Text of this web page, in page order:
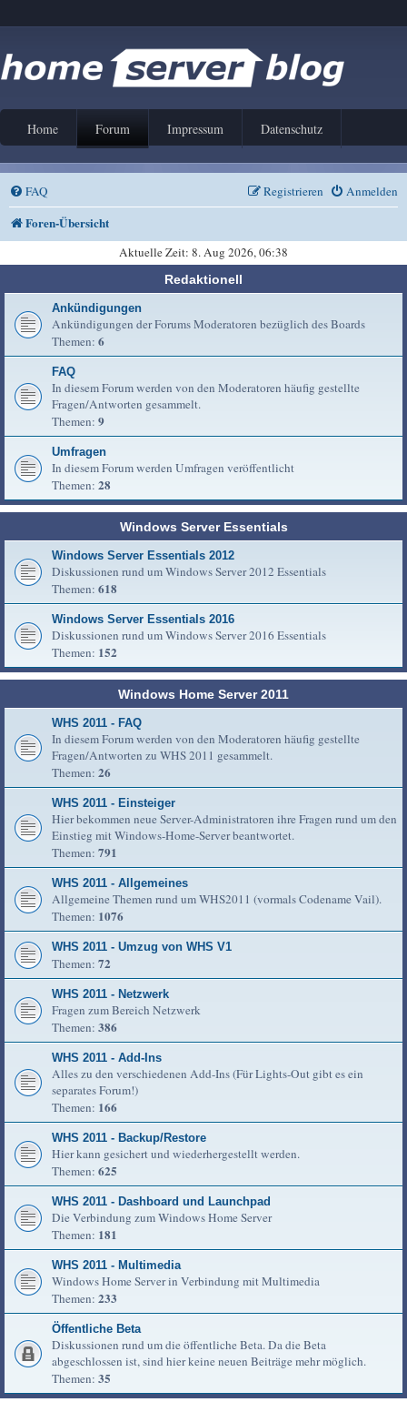
Home Forum Impressum Datenschutz
FAQ Anmelden
Registrieren
Foren-Übersicht
Aktuelle Zeit: 8. Aug 2026, 06:38
Redaktionell
Ankündigungen
Ankündigungen der Forums Moderatoren bezüglich des Boards
Themen: 6
FAQ
In diesem Forum werden von den Moderatoren häufig gestellte
Fragen/Antworten gesammelt.
Themen: 9
Umfragen
In diesem Forum werden Umfragen veröffentlicht
Themen: 28
Windows Server Essentials
Windows Server Essentials 2012
Diskussionen rund um Windows Server 2012 Essentials
Themen: 618
Windows Server Essentials 2016
Diskussionen rund um Windows Server 2016 Essentials
Themen: 152
Windows Home Server 2011
WHS 2011 - FAQ
In diesem Forum werden von den Moderatoren häufig gestellte
Fragen/Antworten zu WHS 2011 gesammelt.
Themen: 26
WHS 2011 - Einsteiger
Hier bekommen neue Server-Administratoren ihre Fragen rund um den
Einstieg mit Windows-Home-Server beantwortet.
Themen: 791
WHS 2011 - Allgemeines
Allgemeine Themen rund um WHS2011 (vormals Codename Vail).
Themen: 1076
WHS 2011 - Umzug von WHS V1
Themen: 72
WHS 2011 - Netzwerk
Fragen zum Bereich Netzwerk
Themen: 386
WHS 2011 - Add-Ins
Alles zu den verschiedenen Add-Ins (Für Lights-Out gibt es ein
separates Forum!)
Themen: 166
WHS 2011 - Backup/Restore
Hier kann gesichert und wiederhergestellt werden.
Themen: 625
WHS 2011 - Dashboard und Launchpad
Die Verbindung zum Windows Home Server
Themen: 181
WHS 2011 - Multimedia
Windows Home Server in Verbindung mit Multimedia
Themen: 233
Öffentliche Beta
Diskussionen rund um die öffentliche Beta. Da die Beta
abgeschlossen ist, sind hier keine neuen Beiträge mehr möglich.
Themen: 35